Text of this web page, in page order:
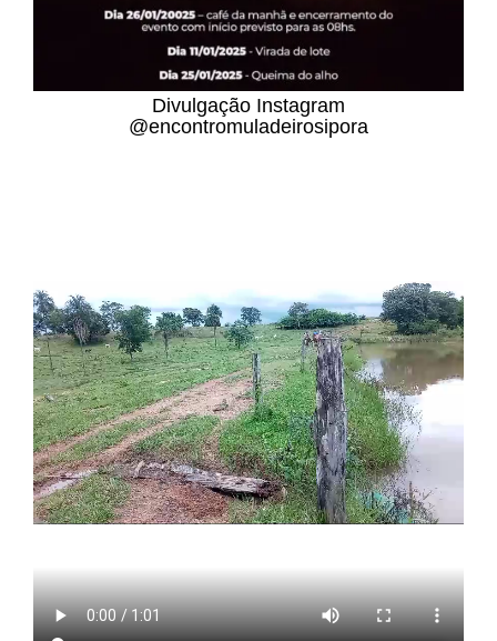
Divulgação Instagram
@encontromuladeirosipora